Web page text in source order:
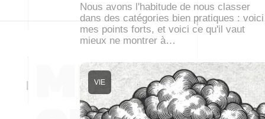
Nous avons l'habitude de nous classer
dans des catégories bien pratiques : voici
mes points forts, et voici ce qu'il vaut
mieux ne montrer à…
VIE